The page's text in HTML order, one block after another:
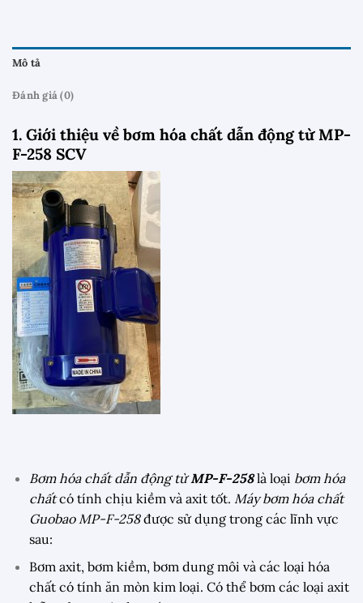
Mô tả
Đánh giá (0)
1. Giới thiệu về bơm hóa chất dẫn động từ MP-
F-258 SCV
Bơm hóa chất dẫn động từMP-F-258là loại bơm hóa
chấtcó tính chịu kiềm và axit tốt. Máy bơm hóa chất
Guobao MP-F-258được sử dụng trong các lĩnh vực
sau:
Bơm axit, bơm kiềm, bơm dung môi và các loại hóa
chất có tính ăn mòn kim loại. Có thể bơm các loại axit